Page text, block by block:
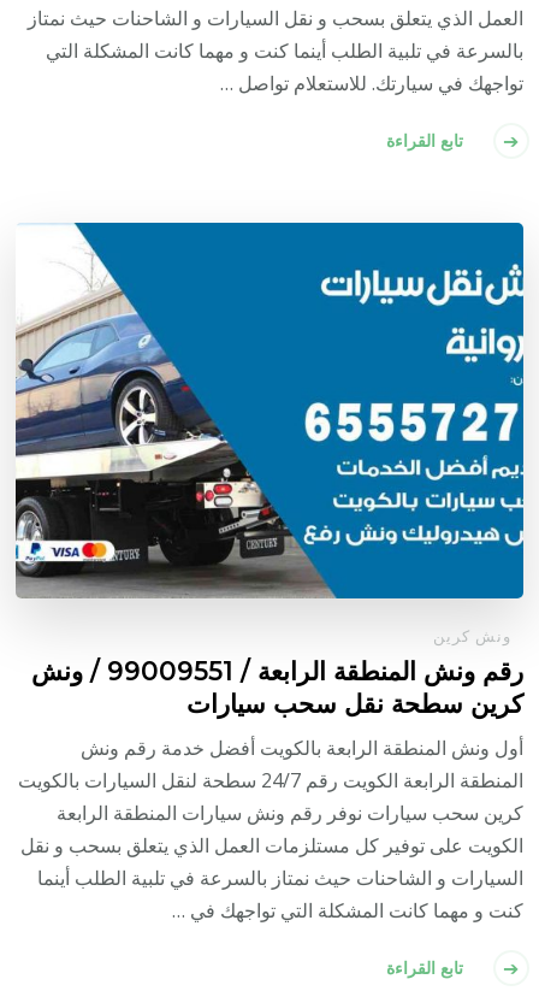
العمل الذي يتعلق بسحب و نقل السيارات و الشاحنات حيث نمتاز
بالسرعة في تلبية الطلب أينما كنت و مهما كانت المشكلة التي
تواجهك في سيارتك. للاستعلام تواصل …
تابع القراءة
ونش كرين
رقم ونش المنطقة الرابعة / 99009551‬ / ونش
كرين سطحة نقل سحب سيارات
أول ونش المنطقة الرابعة بالكويت أفضل خدمة رقم ونش
المنطقة الرابعة الكويت رقم 24/7 سطحة لنقل السيارات بالكويت
كرين سحب سيارات نوفر رقم ونش سيارات المنطقة الرابعة
الكويت على توفير كل مستلزمات العمل الذي يتعلق بسحب و نقل
السيارات و الشاحنات حيث نمتاز بالسرعة في تلبية الطلب أينما
كنت و مهما كانت المشكلة التي تواجهك في …
تابع القراءة